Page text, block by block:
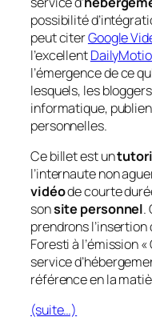
possibilité
peut citerGoogle
l’excellent
l’émergence de ce
lesquels, les
informatique,
personnelles.
Ce billet est un
l’internaute non
vidéode courte
sonsite personnel.
prendrons l’insertion
Foresti à l’émission
service
référence en la
(suite…)